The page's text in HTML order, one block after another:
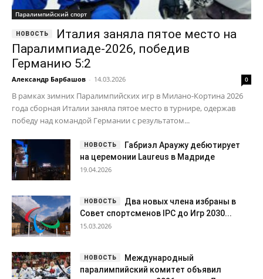
Паралимпийский спорт
Италия заняла пятое место на
Паралимпиаде-2026, победив
Германию 5:2
Александр Барбашов - 14.03.2026 0
В рамках зимних Паралимпийских игр в Милано-Кортина 2026
года сборная Италии заняла пятое место в турнире, одержав
победу над командой Германии с результатом...
Габриэл Араужу дебютирует
на церемонии Laureus в Мадриде
19.04.2026
Два новых члена избраны в
Совет спортсменов IPC до Игр 2030...
15.03.2026
Международный
паралимпийский комитет объявил